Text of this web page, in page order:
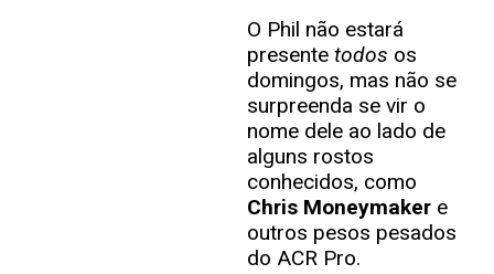
O Phil não estará
presente todos os
domingos, mas não se
surpreenda se vir o
nome dele ao lado de
alguns rostos
conhecidos, como
Chris Moneymaker e
outros pesos pesados
do ACR Pro.